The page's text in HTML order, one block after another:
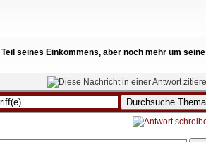
seines Einkommens, aber noch mehr um seine